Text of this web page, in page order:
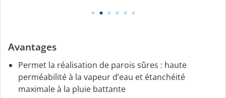
Avantages
Permet la réalisation de parois sûres : haute
perméabilité à la vapeur d’eau et étanchéité
maximale à la pluie battante